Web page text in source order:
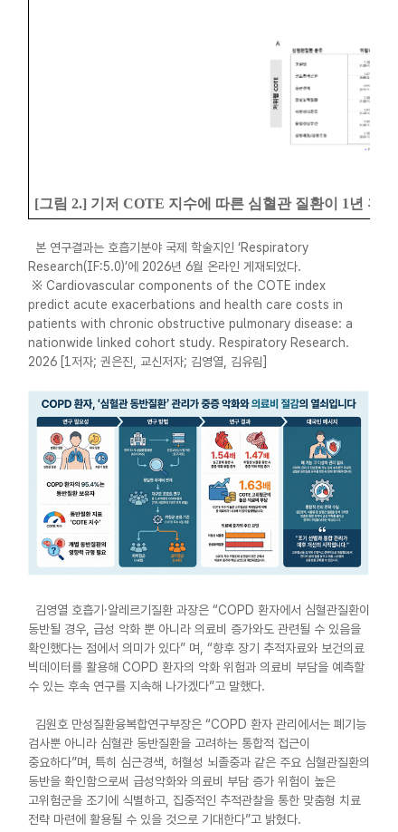
[그림 2.] 기저 COTE 지수에 따른 심혈관 질환이 1 년 후
본 연구결과는 호흡기분야 국제 학술지인 ‘Respiratory
Research(IF:5.0)’에 2026년 6월 온라인 게재되었다.
※ Cardiovascular components of the COTE index
predict acute exacerbations and health care costs in
patients with chronic obstructive pulmonary disease: a
nationwide linked cohort study. Respiratory Research.
2026 [1저자; 권은진, 교신저자; 김영열, 김유림]
김영열 호흡기·알레르기질환 과장은 “COPD 환자에서 심혈관질환이
동반될 경우, 급성 악화 뿐 아니라 의료비 증가와도 관련될 수 있음을
확인했다는 점에서 의미가 있다” 며, “향후 장기 추적자료와 보건의료
빅데이터를 활용해 COPD 환자의 악화 위험과 의료비 부담을 예측할
수 있는 후속 연구를 지속해 나가겠다”고 말했다.
김원호 만성질환융복합연구부장은 “COPD 환자 관리에서는 폐기능
검사뿐 아니라 심혈관 동반질환을 고려하는 통합적 접근이
중요하다”며, 특히 심근경색, 허혈성 뇌졸중과 같은 주요 심혈관질환의
동반을 확인함으로써 급성악화와 의료비 부담 증가 위험이 높은
고위험군을 조기에 식별하고, 집중적인 추적관찰을 통한 맞춤형 치료
전략 마련에 활용될 수 있을 것으로 기대한다”고 밝혔다.